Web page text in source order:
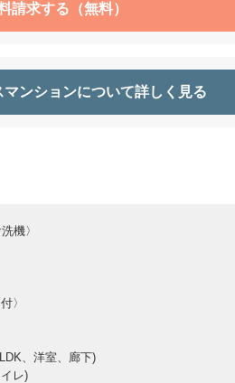
請求する（無料）
マンションについて詳しく見る
機〉
〉
、洋室、廊下)
レ)